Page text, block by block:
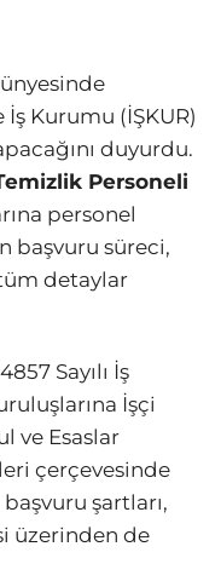
Kurumu (İŞKUR)
duyurdu.
Personeli
personel
başvuru süreci,
detaylar
Sayılı İş
İşçi
ve Esaslar
çerçevesinde
şartları,
üzerinden de